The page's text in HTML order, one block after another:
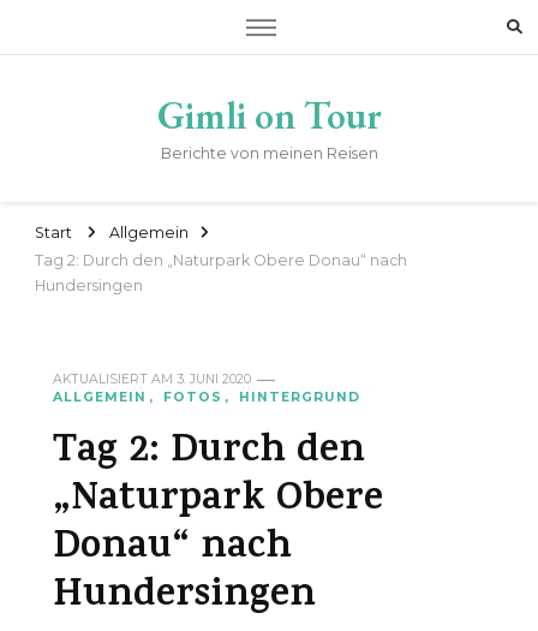
Gimli on Tour
Berichte von meinen Reisen
Start
Allgemein
Tag 2: Durch den „Naturpark Obere Donau“ nach
Hundersingen
AKTUALISIERT AM 3. JUNI 2020
ALLGEMEIN
FOTOS HINTERGRUND
Tag 2: Durch den
„Naturpark Obere
Donau“ nach
Hundersingen